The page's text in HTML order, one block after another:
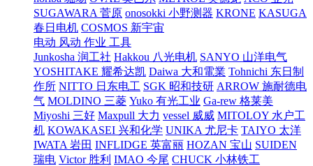
SUGAWARA 菅原 onosokki 小野测器 KRONE KASUGA
春日电机 COSMOS 新宇宙
电动 风动 作业 工具
Junkosha 润工社 Hakkou 八光电机 SANYO 山洋电气
YOSHITAKE 耀希达凯 Daiwa 大和電業 Tohnichi 东日制
作所 NITTO 日东电工 SGK 昭和技研 ARROW 施耐德电
气 MOLDINO 三菱 Yuko 有光工业 Ga-rew 格莱美
Miyoshi 三好 Maxpull 大力 vessel 威威 MITOLOY 水户工
机 KOWAKASEI 兴和化学 UNIKA 尤尼卡 TAIYO 太洋
IWATA 岩田 INFLIDGE 英富丽 HOZAN 宝山 SUIDEN
瑞电 Victor 胜利 IMAO 今尾 CHUCK 小林铁工